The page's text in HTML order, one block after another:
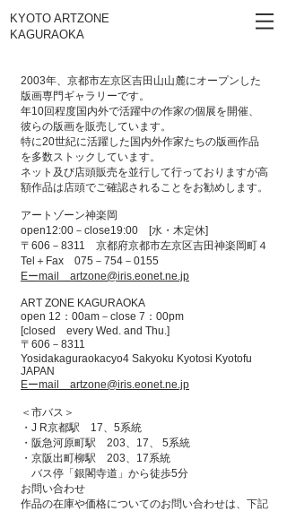
KYOTO ARTZONE
KAGURAOKA
2003年、京都市左京区吉田山山麓にオープンした
版画専門ギャラリーです。
年10回程度国内外で活躍中の作家の個展を開催、
彼らの版画を販売しています。
特に20世紀に活躍した国内外作家たちの版画作品
を多数ストックしています。
ネット及び店頭販売を並行して行っておりますが高
額作品は店頭でご確認されることをお勧めします。
アートゾーン神楽岡
open12:00－close19:00 [水・木定休]
〒606－8311 京都府京都市左京区吉田神楽岡町４
Tel＋Fax 075－754－0155
Eーmail artzone@iris.eonet.ne.jp
ART ZONE KAGURAOKA
open 12：00am－close 7：00pm
[closed every Wed. and Thu.]
〒606－8311
Yosidakaguraokacyo4 Sakyoku Kyotosi Kyotofu
JAPAN
Eーmail artzone@iris.eonet.ne.jp
＜市バス＞
・J R京都駅 17、5系統
・阪急河原町駅 203、17、 5系統
・京阪出町柳駅 203、17系統
バス停「銀閣寺道」から徒歩5分
お問い合わせ
作品の在庫や価格についてのお問い合わせは、下記